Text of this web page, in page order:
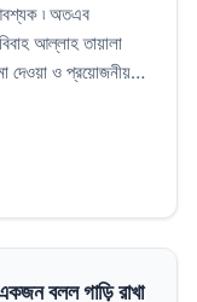
৷ অতএব
আল্লাহ তায়ালা
দেওয়া ও প্রয়োজনীয়
বলল গাড়ি রাখা